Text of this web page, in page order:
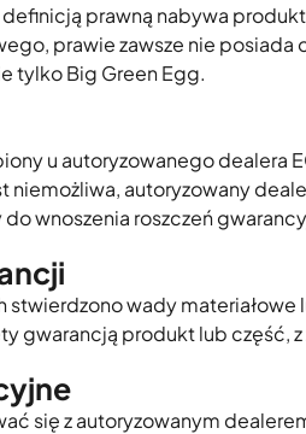
prawną nabywa
prawie zawsze nie
tylko Big Green Egg.
u autoryzowanego dealera
autoryzowany
wnoszenia roszczeń
wady
gwarancją produkt lub część,
się z autoryzowanym